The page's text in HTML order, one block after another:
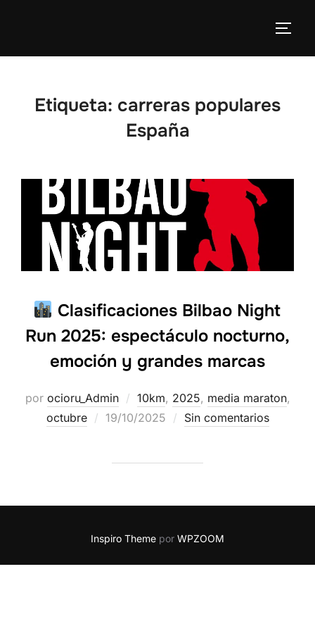
Etiqueta: carreras populares
España
Clasificaciones Bilbao Night
Run 2025: espectáculo nocturno,
emoción y grandes marcas
por ocioru_Admin 10km, 2025, media maraton,
octubre
19/10/2025 Sin comentarios
Inspiro Theme por WPZOOM